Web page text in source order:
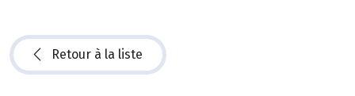
Retour à la liste